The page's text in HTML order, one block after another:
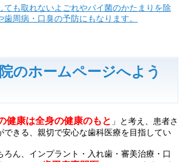
ても取れないよごれやバイ菌のかたまりを除
周病・口臭の予防にもなります。
のホームページへよう
健康は全身の健康のもと 」と考え、患者さ
できる、親切で安心な歯科医療を目指してい
ろん、インプラント・入れ歯・審美治療・口